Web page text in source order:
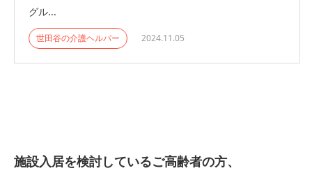
グル...
世田谷の介護ヘルパー 2024.11.05
施設入居を検討しているご高齢者の方、